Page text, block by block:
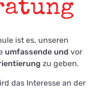
ist es, unseren
umfassende und vor
zu geben.
das Interesse an der